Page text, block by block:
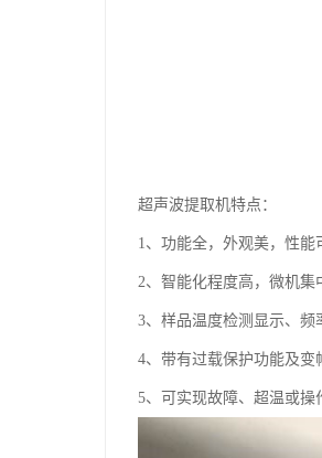
超声波提取机特点：
1、功能全，外观美，性能
2、智能化程度高，微机集
3、样品温度检测显示、频
4、带有过载保护功能及变
5、可实现故障、超温或操